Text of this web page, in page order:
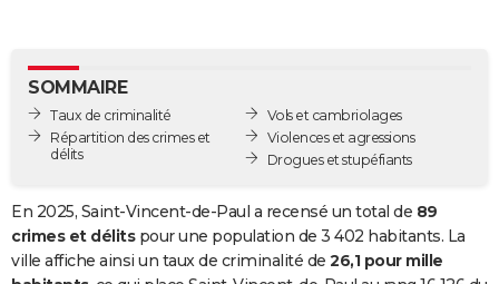
GUIDES D'ACHAT
BONS PLANS
CARTE DE VOEUX
Carte de Noël
Carte Bonne année
Carte Saint-Valentin
Carte Pâques
Carte d'anniversaire
DICTIONNAIRE
Dictionnaire
Biographies
Citations
Expressions
Proverbes
PROGRAMME TV
SOMMAIRE
Taux de criminalité
Répartition des crimes et
délits
Vols et cambriolages
Violences et agressions
Drogues et stupéfiants
En 2025, Saint-Vincent-de-Paul a recensé un total de 89
crimes et délitspour une population de 3 402 habitants. La
ville affiche ainsi un taux de criminalité de 26,1 pour mille